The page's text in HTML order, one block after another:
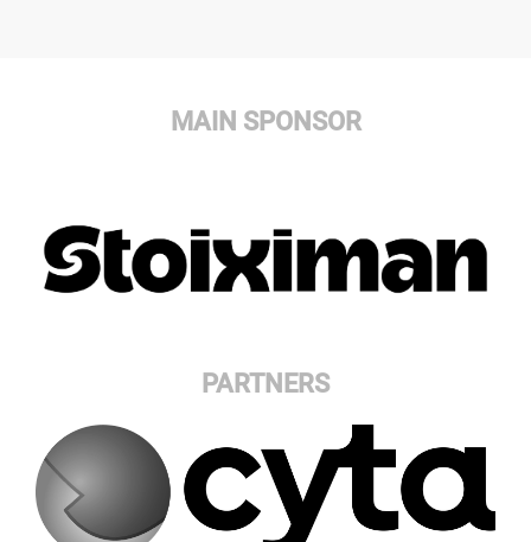
MAIN SPONSOR
PARTNERS